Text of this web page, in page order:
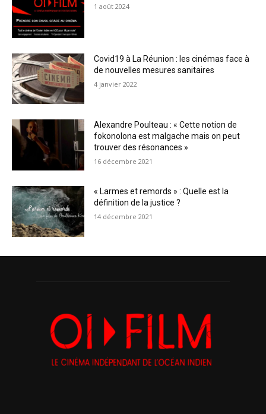
1 août 2024
Covid19 à La Réunion : les cinémas face à
de nouvelles mesures sanitaires
4 janvier 2022
Alexandre Poulteau : « Cette notion de
fokonolona est malgache mais on peut
trouver des résonances »
16 décembre 2021
« Larmes et remords » : Quelle est la
définition de la justice ?
14 décembre 2021